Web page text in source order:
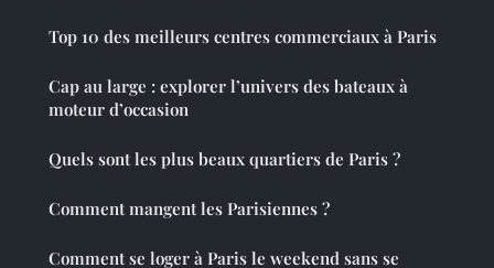
Top 10 des meilleurs centres commerciaux à Paris
Cap au large : explorer l’univers des bateaux à
moteur d’occasion
Quels sont les plus beaux quartiers de Paris ?
Comment mangent les Parisiennes ?
Comment se loger à Paris le weekend sans se